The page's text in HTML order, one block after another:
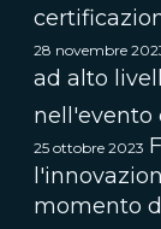
28 novembre
ad alto
nell'evento
25 ottobre 2023
momento